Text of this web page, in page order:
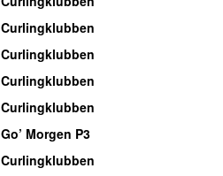
Curlingklubben
Curlingklubben
Curlingklubben
Curlingklubben
Go’ Morgen P3
Curlingklubben